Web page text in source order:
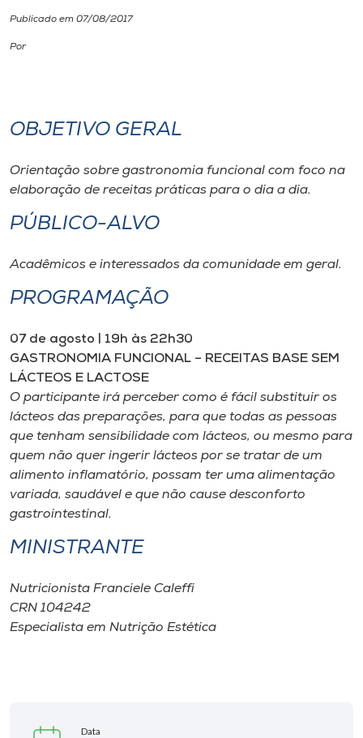
Rádio
Unoesc
Selecione
o idioma
A+
A-
Publicado em 07/08/2017
Por
OBJETIVO GERAL
Orientação sobre gastronomia funcional com foco na
elaboração de receitas práticas para o dia a dia.
PÚBLICO-ALVO
Acadêmicos e interessados da comunidade em geral.
PROGRAMAÇÃO
07 de agosto | 19h às 22h30
GASTRONOMIA FUNCIONAL – RECEITAS BASE SEM
LÁCTEOS E LACTOSE
O participante irá perceber como é fácil substituir os
lácteos das preparações, para que todas as pessoas
que tenham sensibilidade com lácteos, ou mesmo para
quem não quer ingerir lácteos por se tratar de um
alimento inflamatório, possam ter uma alimentação
variada, saudável e que não cause desconforto
gastrointestinal.
MINISTRANTE
Nutricionista Franciele Caleffi
CRN 104242
Especialista em Nutrição Estética
Data